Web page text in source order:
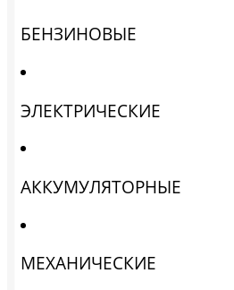
БЕНЗИНОВЫЕ
ЭЛЕКТРИЧЕСКИЕ
АККУМУЛЯТОРНЫЕ
МЕХАНИЧЕСКИЕ